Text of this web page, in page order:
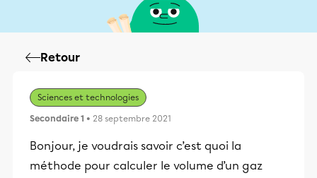
Retour
Sciences et technologies
Secondaire 1 • 28 septembre 2021
Bonjour, je voudrais savoir c’est quoi la
méthode pour calculer le volume d’un gaz